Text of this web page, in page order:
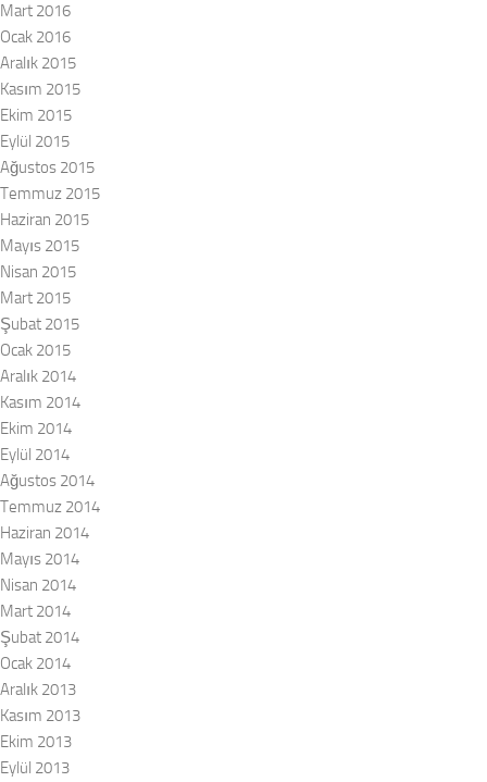
Mart 2016
Ocak 2016
Aralık 2015
Kasım 2015
Ekim 2015
Eylül 2015
Ağustos 2015
Temmuz 2015
Haziran 2015
Mayıs 2015
Nisan 2015
Mart 2015
Şubat 2015
Ocak 2015
Aralık 2014
Kasım 2014
Ekim 2014
Eylül 2014
Ağustos 2014
Temmuz 2014
Haziran 2014
Mayıs 2014
Nisan 2014
Mart 2014
Şubat 2014
Ocak 2014
Aralık 2013
Kasım 2013
Ekim 2013
Eylül 2013